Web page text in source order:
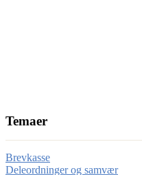
Temaer
Brevkasse
Deleordninger og samvær